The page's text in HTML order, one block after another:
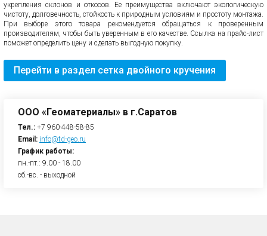
укрепления склонов и откосов. Ее преимущества включают экологическую
чистоту, долговечность, стойкость к природным условиям и простоту монтажа.
При выборе этого товара рекомендуется обращаться к проверенным
производителям, чтобы быть уверенным в его качестве. Ссылка на прайс-лист
поможет определить цену и сделать выгодную покупку.
Перейти в раздел cетка двойного кручения
ООО «Геоматериалы» в г.Саратов
Тел.: +7 960-448-58-85
Email: info@td-geo.ru
График работы:
пн.-пт.: 9.00 - 18.00
сб.-вс. - выходной